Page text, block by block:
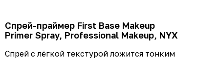
Спрей-праймер First Base Makeup
Primer Spray, Professional Makeup, NYX
Спрей с лёгкой текстурой ложится тонким